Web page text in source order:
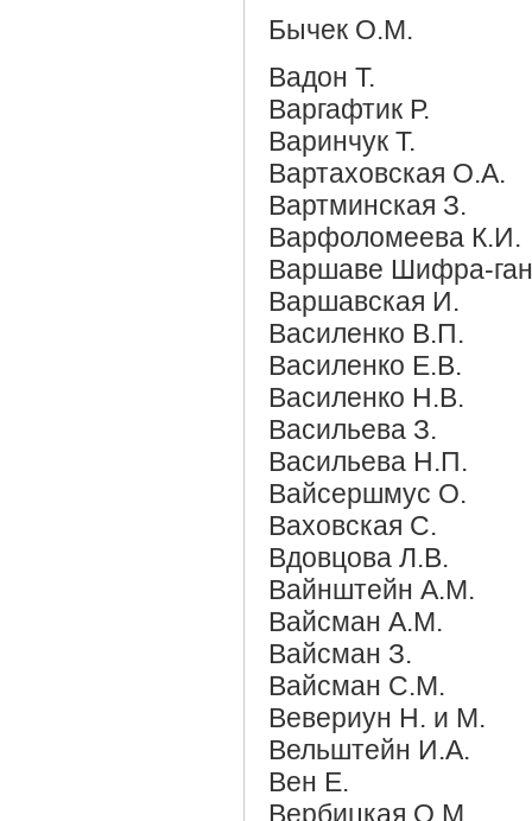
Бычек О.М.
Вадон Т.
Варгафтик Р.
Варинчук Т.
Вартаховская О.А.
Вартминская З.
Варфоломеева К.И.
Варшаве Шифра-
Варшавская И.
Василенко В.П.
Василенко Е.В.
Василенко Н.В.
Васильева З.
Васильева Н.П.
Вайсершмус О.
Ваховская С.
Вдовцова Л.В.
Вайнштейн А.М.
Вайсман А.М.
Вайсман З.
Вайсман С.М.
Вевериун Н. и М.
Вельштейн И.А.
Вен Е.
Вербицкая О.М.